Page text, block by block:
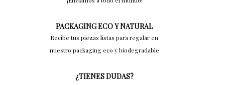
PACKAGING ECO Y NATURAL
Recibe tus piezas listas para regalar en
nuestro packaging eco y biodegradable
¿TIENES DUDAS?